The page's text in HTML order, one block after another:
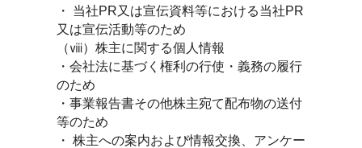
・ 当社PR又は宣伝資料等における当社PR
又は宣伝活動等のため
（ⅷ）株主に関する個人情報
・会社法に基づく権利の行使・義務の履行
のため
・事業報告書その他株主宛て配布物の送付
等のため
・ 株主への案内および情報交換、アンケー